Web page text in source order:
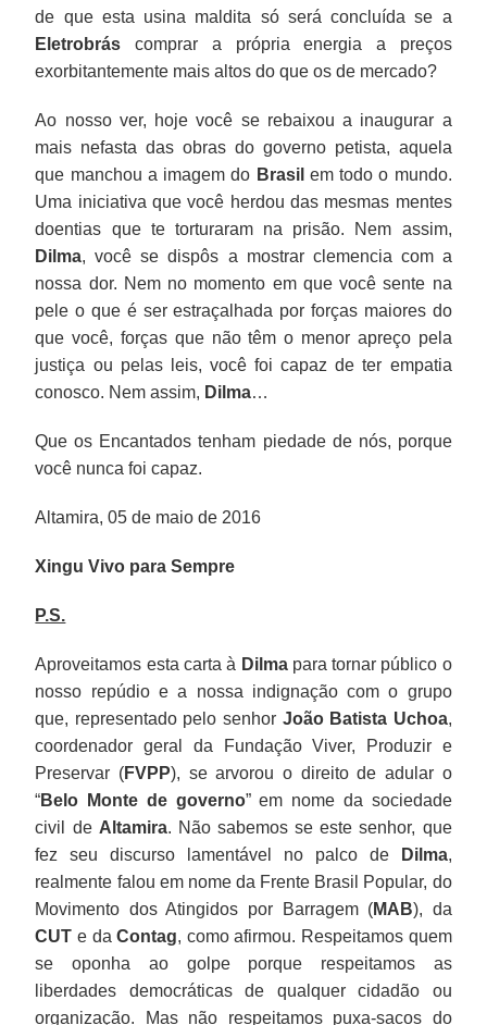
de que esta usina maldita só será concluída se a
Eletrobrás comprar a própria energia a preços
exorbitantemente mais altos do que os de mercado?
Ao nosso ver, hoje você se rebaixou a inaugurar a
mais nefasta das obras do governo petista, aquela
que manchou a imagem do Brasil em todo o mundo.
Uma iniciativa que você herdou das mesmas mentes
doentias que te torturaram na prisão. Nem assim,
Dilma, você se dispôs a mostrar clemencia com a
nossa dor. Nem no momento em que você sente na
pele o que é ser estraçalhada por forças maiores do
que você, forças que não têm o menor apreço pela
justiça ou pelas leis, você foi capaz de ter empatia
conosco. Nem assim, Dilma…
Que os Encantados tenham piedade de nós, porque
você nunca foi capaz.
Altamira, 05 de maio de 2016
Xingu Vivo para Sempre
P.S.
Aproveitamos esta carta à Dilmapara tornar público o
nosso repúdio e a nossa indignação com o grupo
que, representado pelo senhor João Batista Uchoa,
coordenador geral da Fundação Viver, Produzir e
Preservar (FVPP), se arvorou o direito de adular o
“Belo Monte de governo” em nome da sociedade
civil de Altamira. Não sabemos se este senhor, que
fez seu discurso lamentável no palco de
Dilma,
realmente falou em nome da Frente Brasil Popular, do
Movimento dos Atingidos por Barragem (MAB), da
CUT e daContag, como afirmou. Respeitamos quem
se oponha ao golpe porque respeitamos as
liberdades democráticas de qualquer cidadão ou
organização. Mas não respeitamos puxa-sacos do